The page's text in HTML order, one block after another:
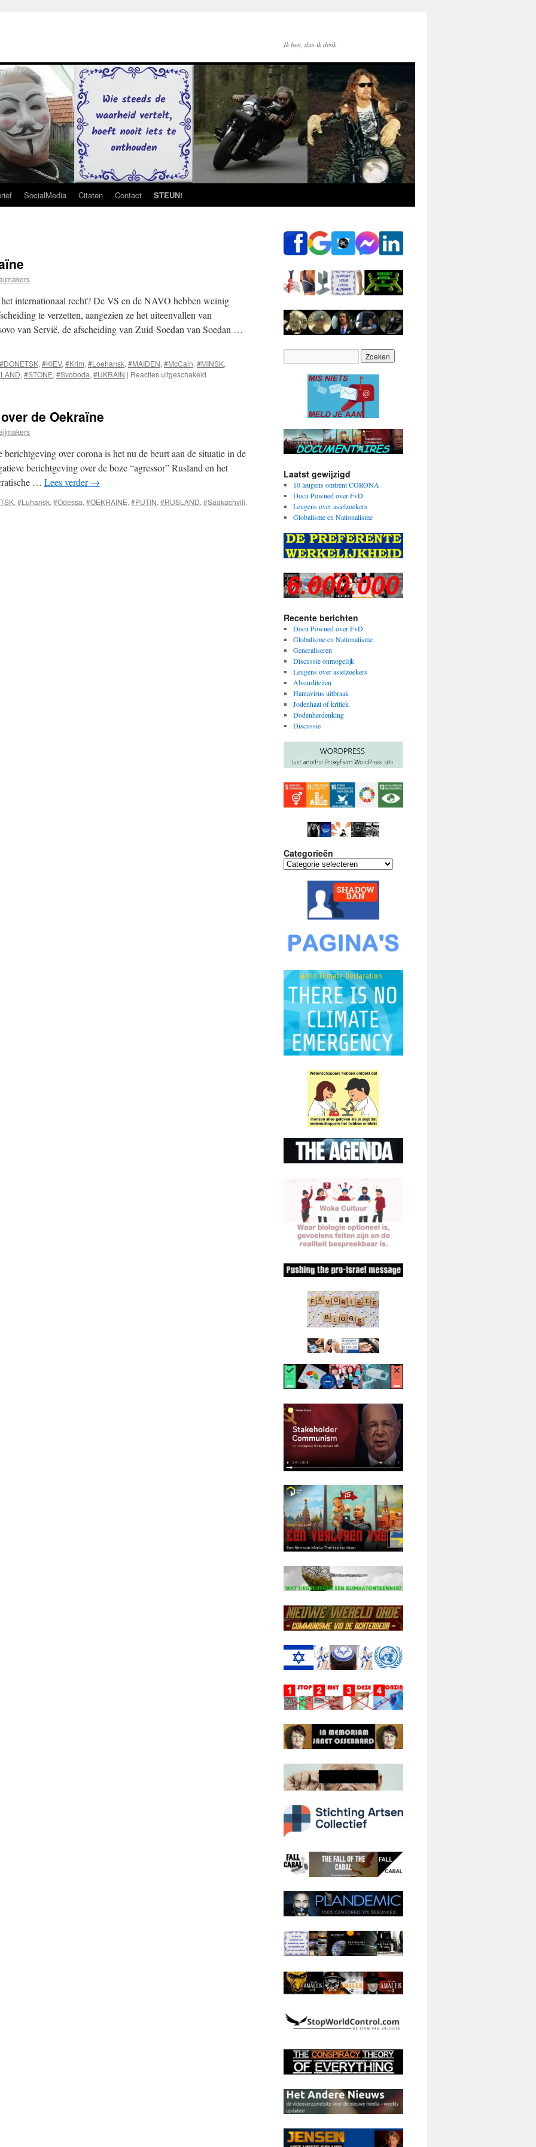
Ik ben, dus ik denk
SocialMedia Citaten Contact STEUN!
internationaal recht? De VS en de NAVO hebben weinig
te verzetten, aangezien ze het uiteenvallen van
van Servië, de afscheiding van Zuid-Soedan van Soedan …
#DONETSK, #KIEV, #Krim, #Loehansk, #MAIDEN, #McCain, #MINSK,
, #STONE, #Svoboda, #UKRAIN | Reacties uitgeschakeld
de Oekraïne
over corona is het nu de beurt aan de situatie in de
berichtgeving over de boze “agressor” Rusland en het
… Lees verder→
, #Luhansk, #Odessa, #OEKRAINE, #PUTIN, #RUSLAND, #Saakachvili,
Laatst gewijzigd
10 leugens omtrent CORONA
Docu Powned over FvD
Leugens over asielzoekers
Globalisme en Nationalisme
Recente berichten
Docu Powned over FvD
Globalisme en Nationalisme
Generaliseren
Discussie onmogelijk
Leugens over asielzoekers
Absurditeiten
Hantavirus uitbraak
Jodenhaat of kritiek
Dodenherdenking
Discussie
Categorieën
Categorieën